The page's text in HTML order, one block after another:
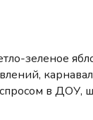
зеленое
в ДОУ,